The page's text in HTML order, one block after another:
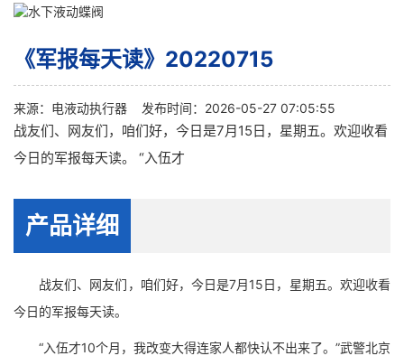
《军报每天读》20220715
来源： 电液动执行器 发布时间：2026-05-27 07:05:55
战友们、网友们，咱们好，今日是7月15日，星期五。欢迎收看
今日的军报每天读。 “入伍才
产品详细
战友们、网友们，咱们好，今日是7月15日，星期五。欢迎收看
今日的军报每天读。
“入伍才10个月，我改变大得连家人都快认不出来了。”武警北京